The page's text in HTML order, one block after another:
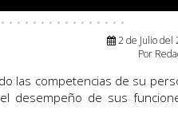
· · · · · · · · · · · · · · ·
2 de Juliodel
Por
las competencias de su
desempeño de sus